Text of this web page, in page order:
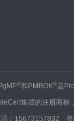
®和PMBOK®是
集团的注册商标
：15673157832